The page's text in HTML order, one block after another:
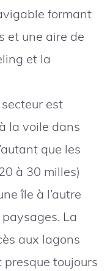
formant
et une aire de
et la
est
la voile dans
que les
à 30 milles)
île à l’autre
La
aux lagons
toujours